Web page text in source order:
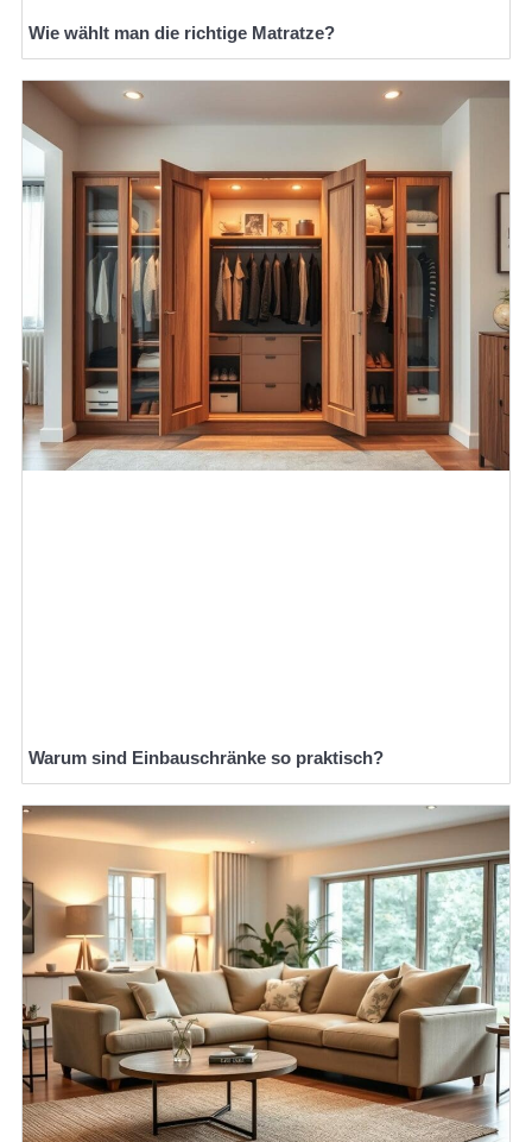
Wie wählt man die richtige Matratze?
Warum sind Einbauschränke so praktisch?